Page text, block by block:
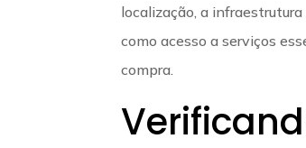
localização, a
como acesso a serviços
compra.